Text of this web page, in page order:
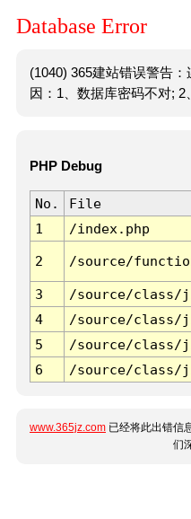
Database Error
(1040) 365建站错误警告
因：1、数据库密码不对; 2
PHP Debug
No. File
1
/index.php
2 /source/
3 /source/class/
4
/source/class/
5
/source/class/
6
/source/class/
www.365jz.com 已经将此出错信
们